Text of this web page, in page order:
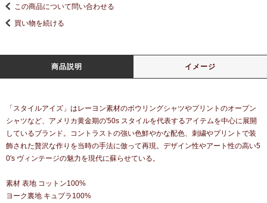
この商品について問い合わせる
買い物を続ける
商品説明 イメージ
「スタイルアイズ」はレーヨン素材のボウリングシャツやプリントのオープン
シャツなど、アメリカ黄金期の'50s スタイルを代表するアイテムを中心に展開
しているブランド。コントラストの強い色鮮やかな配色、刺繍やプリントで装
飾された贅沢な作りを当時の手法に倣って再現。デザイン性やアート性の高い5
0's ヴィンテージの魅力を現代に蘇らせている。
素材 表地 コットン100%
ヨーク裏地 キュプラ100%